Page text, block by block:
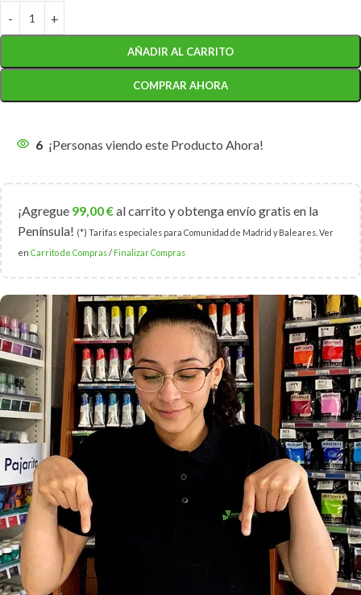
AÑADIR AL CARRITO
COMPRAR AHORA
6 ¡Personas viendo este Producto Ahora!
¡Agregue 99,00€al carrito y obtenga envío gratis en la
Península! (*) Tarifas especiales para Comunidad de Madrid y Baleares. Ver
en Carrito de Compras/ Finalizar Compras